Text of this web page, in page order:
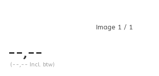
Image 1 / 1
--,--
(--,-- Incl. btw)